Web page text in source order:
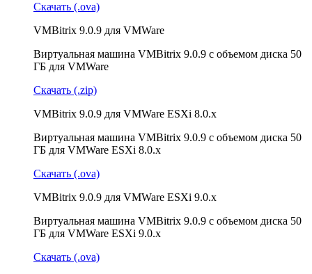
Скачать (.ova)
VMBitrix 9.0.9 для VMWare
Виртуальная машина VMBitrix 9.0.9 с объемом диска 50
ГБ для VMWare
Скачать (.zip)
VMBitrix 9.0.9 для VMWare ESXi 8.0.x
Виртуальная машина VMBitrix 9.0.9 с объемом диска 50
ГБ для VMWare ESXi 8.0.x
Скачать (.ova)
VMBitrix 9.0.9 для VMWare ESXi 9.0.x
Виртуальная машина VMBitrix 9.0.9 с объемом диска 50
ГБ для VMWare ESXi 9.0.x
Скачать (.ova)